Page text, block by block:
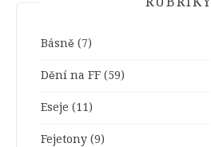
Básně (7)
Dění na FF (59)
Eseje (11)
Fejetony (9)